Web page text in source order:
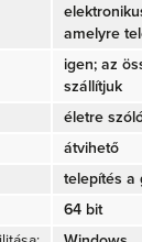
amelyre
igen; az
szállítjuk
életre
átvihető
telepítés a
64 bit